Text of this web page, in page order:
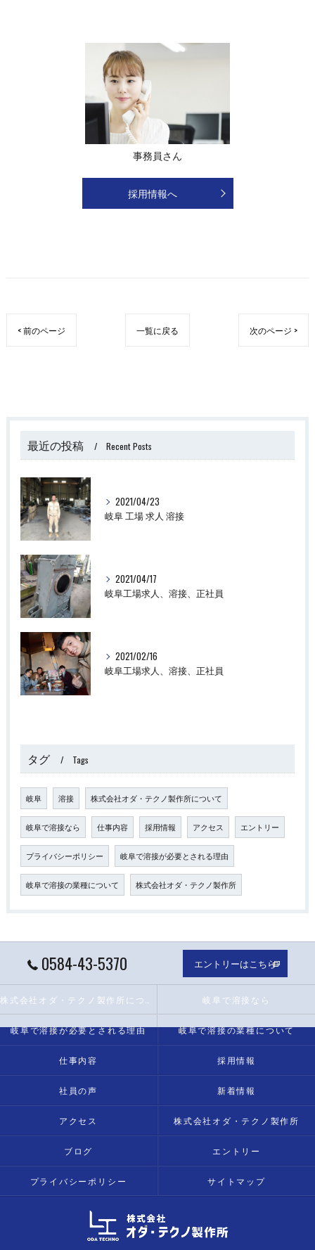
事務員さん
採用情報へ
< 前のページ 一覧に戻る 次のページ >
最近の投稿 Recent Posts
2021/04/23
岐阜 工場 求人 溶接
2021/04/17
岐阜工場求人、溶接、正社員
2021/02/16
岐阜工場求人、溶接、正社員
タグ Tags
岐阜 溶接 株式会社オダ・テクノ製作所について
岐阜で溶接なら 仕事内容 採用情報 アクセス エントリー
プライバシーポリシー 岐阜で溶接が必要とされる理由
岐阜で溶接の業種について 株式会社オダ・テクノ製作所
0584-43-5370 エントリーはこちら
岐阜で溶接なら
岐阜で溶接が必要とされる理由 岐阜で溶接の業種について
仕事内容 採用情報
社員の声 新着情報
アクセス 株式会社オダ・テクノ製作所
ブログ エントリー
プライバシーポリシー サイトマップ